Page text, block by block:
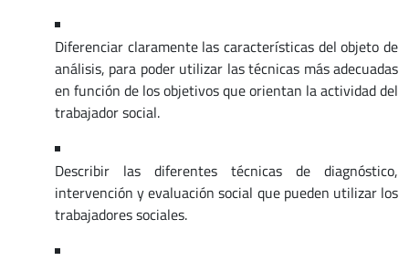
Diferenciar claramente las características del objeto de
análisis, para poder utilizar las técnicas más adecuadas
en función de los objetivos que orientan la actividad del
trabajador social.
Describir las diferentes técnicas de diagnóstico,
intervención y evaluación social que pueden utilizar los
trabajadores sociales.